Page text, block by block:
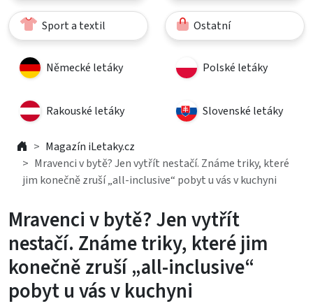
Sport a textil Ostatní
Německé letáky Polské letáky
Rakouské letáky Slovenské letáky
Magazín iLetaky.cz
Mravenci v bytě? Jen vytřít nestačí. Známe triky, které
jim konečně zruší „all-inclusive“ pobyt u vás v kuchyni
Mravenci v bytě? Jen vytřít
nestačí. Známe triky, které jim
konečně zruší „all-inclusive“
pobyt u vás v kuchyni